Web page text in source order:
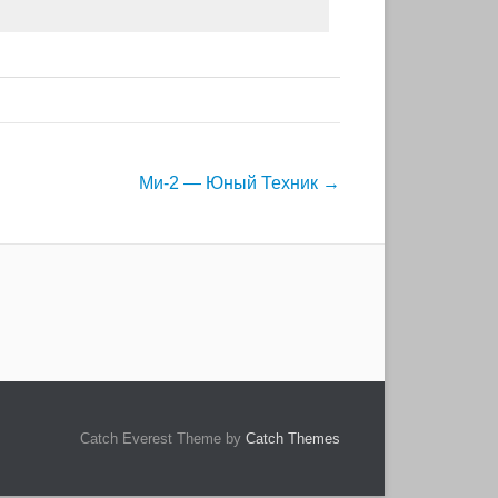
Ми-2 — Юный Техник →
Catch Everest Theme by Catch Themes